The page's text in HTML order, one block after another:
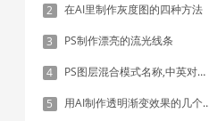
2 在AI里制作灰度图的四种方法
3 PS制作漂亮的流光线条
4 PS图层混合模式名称,中英对照表
5 用AI制作透明渐变效果的几个方法